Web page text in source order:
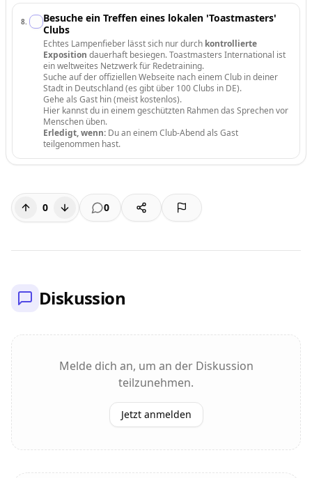
8.
Besuche ein Treffen eines lokalen 'Toastmasters'
Clubs
Echtes Lampenfieber lässt sich nur durch kontrollierte
Exposition dauerhaft besiegen. Toastmasters International ist
ein weltweites Netzwerk für Redetraining.
Suche auf der offiziellen Webseite nach einem Club in deiner
Stadt in Deutschland (es gibt über 100 Clubs in DE).
Gehe als Gast hin (meist kostenlos).
Hier kannst du in einem geschützten Rahmen das Sprechen vor
Menschen üben.
Erledigt, wenn: Du an einem Club-Abend als Gast
teilgenommen hast.
0 0
Diskussion
Melde dich an, um an der Diskussion
teilzunehmen.
Jetzt anmelden